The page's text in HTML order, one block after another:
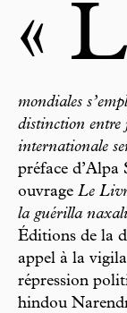
« L
mondiales
distinction entre
internationale
préface d’Alpa
ouvrage Le
la guérilla
Éditions de la
appel à la
répression
hindou